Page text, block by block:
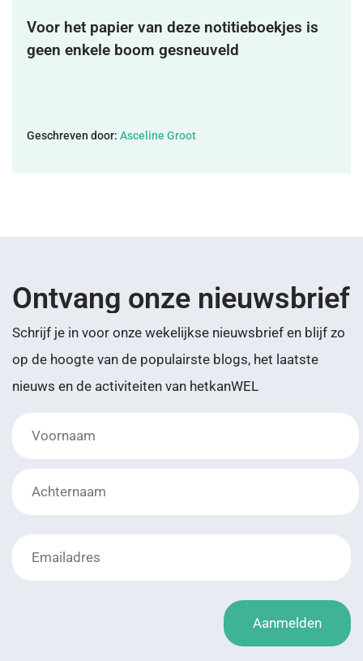
MIJN ACCOUNT
Voor het papier van deze notitieboekjes is
geen enkele boom gesneuveld
Geschreven door: Asceline Groot
Ontvang onze nieuwsbrief
Schrijf je in voor onze wekelijkse nieuwsbrief en blijf zo
op de hoogte van de populairste blogs, het laatste
nieuws en de activiteiten van hetkanWEL
Aanmelden